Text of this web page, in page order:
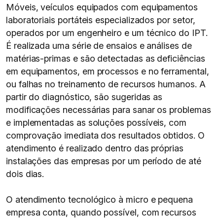
Móveis, veículos equipados com equipamentos
laboratoriais portáteis especializados por setor,
operados por um engenheiro e um técnico do IPT.
É realizada uma série de ensaios e análises de
matérias-primas e são detectadas as deficiências
em equipamentos, em processos e no ferramental,
ou falhas no treinamento de recursos humanos. A
partir do diagnóstico, são sugeridas as
modificações necessárias para sanar os problemas
e implementadas as soluções possíveis, com
comprovação imediata dos resultados obtidos. O
atendimento é realizado dentro das próprias
instalações das empresas por um período de até
dois dias.
O atendimento tecnológico à micro e pequena
empresa conta, quando possível, com recursos